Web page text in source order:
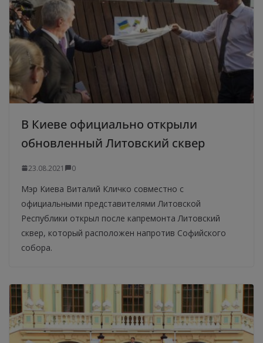
В Киеве официально открыли
обновленный Литовский сквер
23.08.2021 0
Мэр Киева Виталий Кличко совместно с
официальными представителями Литовской
Республики открыл после капремонта Литовский
сквер, который расположен напротив Софийского
собора.